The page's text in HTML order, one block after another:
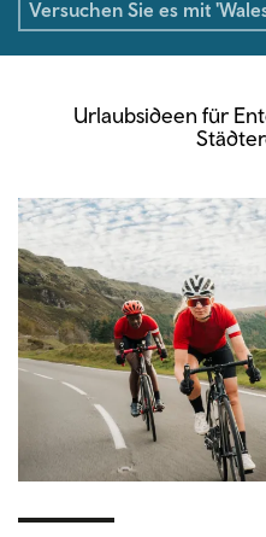
Urlaubsideen für